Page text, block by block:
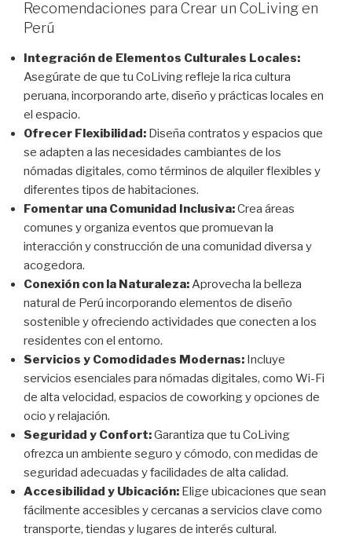
Recomendaciones para Crear un CoLiving en
Perú
Integración de Elementos Culturales Locales:
Asegúrate de que tu CoLiving refleje la rica cultura
peruana, incorporando arte, diseño y prácticas locales en
el espacio.
Ofrecer Flexibilidad: Diseña contratos y espacios que
se adapten a las necesidades cambiantes de los
nómadas digitales, como términos de alquiler flexibles y
diferentes tipos de habitaciones.
Fomentar una Comunidad Inclusiva:Crea áreas
comunes y organiza eventos que promuevan la
interacción y construcción de una comunidad diversa y
acogedora.
Conexión con la Naturaleza: Aprovecha la belleza
natural de Perú incorporando elementos de diseño
sostenible y ofreciendo actividades que conecten a los
residentes con el entorno.
Servicios y Comodidades Modernas: Incluye
servicios esenciales para nómadas digitales, como Wi-Fi
de alta velocidad, espacios de coworking y opciones de
ocio y relajación.
Seguridad y Confort:Garantiza que tu CoLiving
ofrezca un ambiente seguro y cómodo, con medidas de
seguridad adecuadas y facilidades de alta calidad.
Accesibilidad y Ubicación: Elige ubicaciones que sean
fácilmente accesibles y cercanas a servicios clave como
transporte, tiendas y lugares de interés cultural.